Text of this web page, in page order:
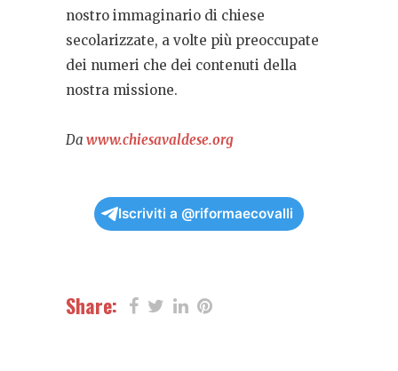
nostro immaginario di chiese
secolarizzate, a volte più preoccupate
dei numeri che dei contenuti della
nostra missione.
Da www.chiesavaldese.org
Iscriviti a @riformaecovalli
Share: